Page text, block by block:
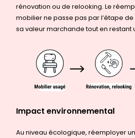
rénovation ou de relooking. Le
mobilier ne passe pas par l’étape
sa valeur marchande tout en restant
Impact environnemental
Au niveau écologique, réemployer